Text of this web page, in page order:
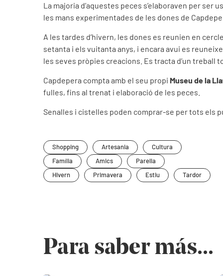
La majoria d’aquestes peces s’elaboraven per
les mans experimentades de les dones de
A les tardes d’hivern, les dones es reunien en
setanta i els vuitanta anys, i encara avui es
les seves pròpies creacions. Es tracta d’un treball
Capdepera compta amb el seu propi Museu de la
fulles, fins al trenat i elaboració de les peces.
Senalles i cistelles poden comprar-se per tots els
Shopping Artesania
Cultura
Família
Amics
Parella
Hivern
Primavera Estiu Tardor
Para saber más...